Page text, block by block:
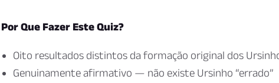
Por Que Fazer Este Quiz?
Oito resultados distintos da formação original dos
Genuinamente afirmativo — não existe Ursinho “errado”